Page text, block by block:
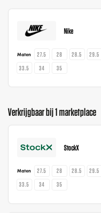
Nike
Maten 27.5 28 28.5 29.5
33.5
34 35
Verkrijgbaar bij 1 marketplace
StockX
Maten 27.5 28 28.5 29.5
33.5
34 35